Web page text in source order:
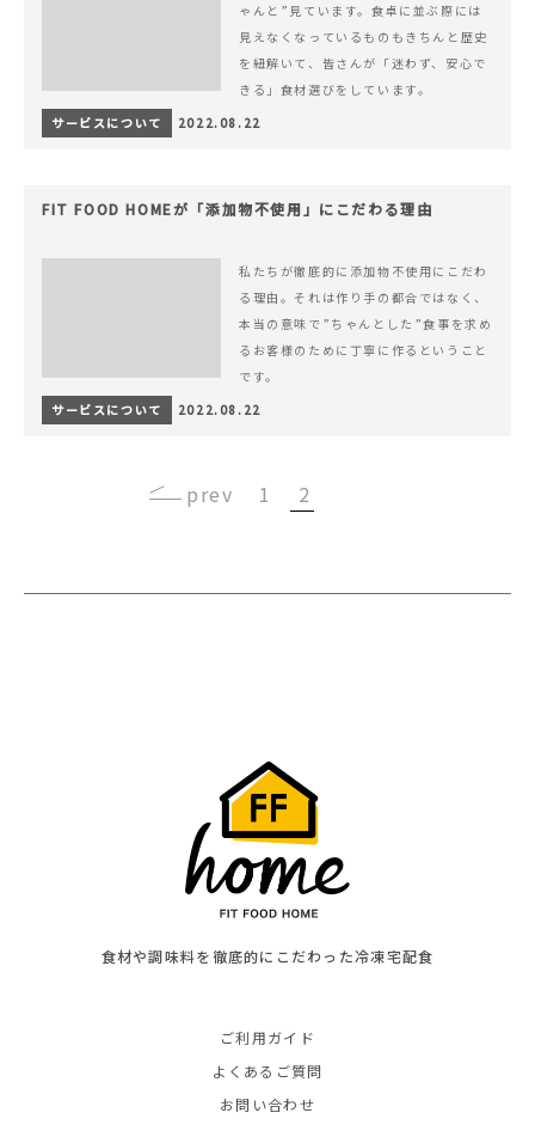
ゃんと”見ています。食卓に並ぶ際には
見えなくなっているものもきちんと歴史
を紐解いて、皆さんが「迷わず、安心で
きる」食材選びをしています。
サービスについて
2022.08.22
FIT FOOD HOMEが「添加物不使用」にこだわる理由
私たちが徹底的に添加物不使用にこだわ
る理由。それは作り手の都合ではなく、
本当の意味で”ちゃんとした”食事を求め
るお客様のために丁寧に作るということ
です。
サービスについて
2022.08.22
‹ 1 2
食材や調味料を徹底的にこだわった冷凍宅配食
ご利用ガイド
よくあるご質問
お問い合わせ